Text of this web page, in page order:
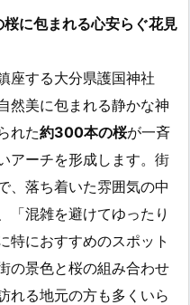
に包まれる心安らぐ花見
座する大分県護国神社
然美に包まれる静かな神
れた約300本の桜が一斉
アーチを形成します。街
、落ち着いた雰囲気の中
「混雑を避けてゆったり
特におすすめのスポット
の景色と桜の組み合わせ
れる地元の方も多くいら